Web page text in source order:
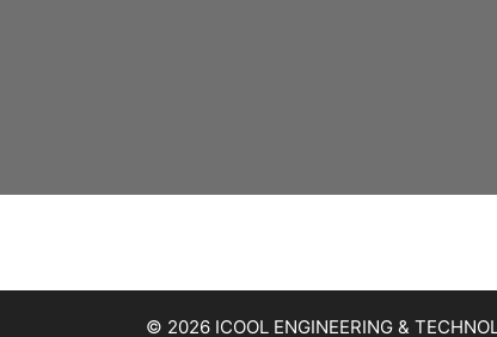
© 2026 ICOOL ENGINEERING &